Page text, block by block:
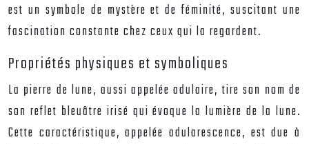
est un symbole de mystère et de féminité, suscitant une
fascination constante chez ceux qui la regardent.
Propriétés physiques et symboliques
La pierre de lune, aussi appelée adulaire, tire son nom de
son reflet bleuâtre irisé qui évoque la lumière de la lune.
Cette caractéristique, appelée adularescence, est due à